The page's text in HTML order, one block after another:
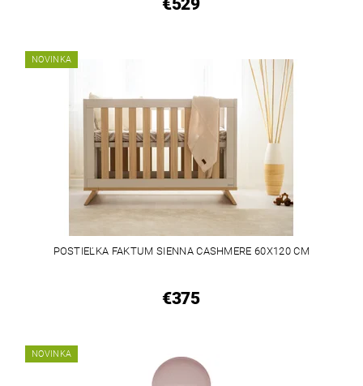
NOVINKA
POSTIEĽKA FAKTUM SIENNA CASHMERE 60X120 CM
€375
NOVINKA